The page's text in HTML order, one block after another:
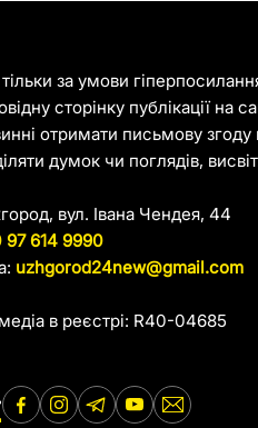
за умови
сторінку публікації на
отримати письмову згоду
думок чи поглядів,
вул. Івана Чендея, 44
97 614 9990
uzhgorod24new@gmail.com
в реєстрі: R40-04685